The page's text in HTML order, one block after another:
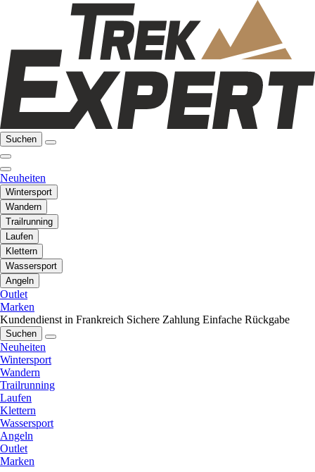
Suchen
Neuheiten
Wintersport
Wandern
Trailrunning
Laufen
Klettern
Wassersport
Angeln
Outlet
Marken
Kundendienst in Frankreich Sichere Zahlung Einfache Rückgabe
Suchen
Neuheiten
Wintersport
Wandern
Trailrunning
Laufen
Klettern
Wassersport
Angeln
Outlet
Marken